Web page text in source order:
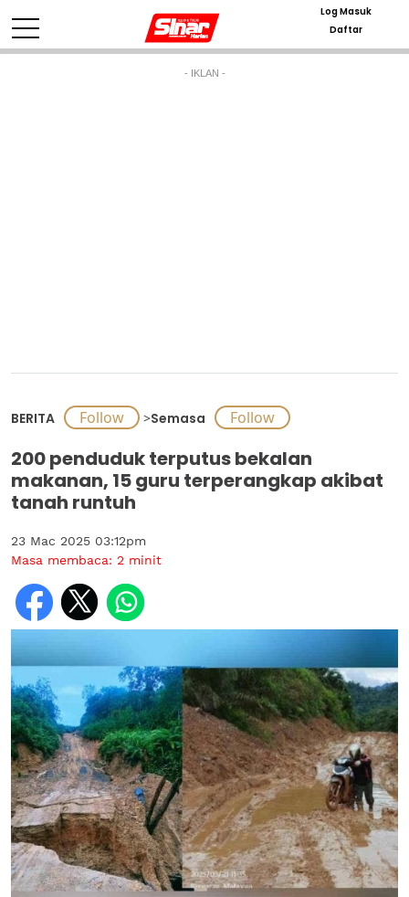
Log Masuk
Daftar
- IKLAN -
BERITA >Semasa
200 penduduk terputus bekalan
makanan, 15 guru terperangkap akibat
tanah runtuh
23 Mac 2025 03:12pm
Masa membaca: 2 minit